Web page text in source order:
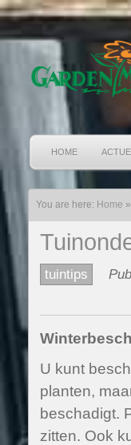
HOME
You are here: Home »
tuintips
U kunt
planten,
beschadigt.
zitten. Ook